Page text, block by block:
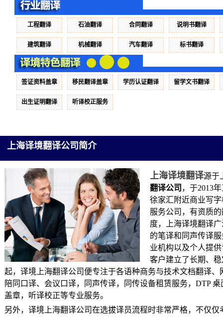
上海译境翻译公司简介
上海译境翻译源于
翻译公司 ，于2013
徐家汇附近商业写
服务公司，有资质
度，上海译境翻译
的笔译和同声传译
业机构以及个人提
客户建立了长期、
起，译境上海翻译公司便专注于各语种商务与技术文档翻译
陪同口译、会议口译，同声传译，同传设备租赁服务，DTP
盖章，听译校正等专业服务。
另外，译境上海翻译公司在选拔译员流程时非常严格，不仅仅
工程翻译 石油翻译 合同翻译 说明书翻译
建筑翻译 机械翻译 汽车翻译 标书翻译
签证资料盖章 移民翻译盖章 学历认证翻译 留学文书翻译
出生证明翻译 听译校正服务